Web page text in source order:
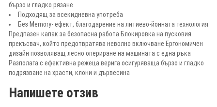
бързо и гладко рязане
Подходящ за всекидневна употреба
Без Memory- ефект, благодарение на литиево-йонната технология
Предпазен капак за безопасна работа Блокировка на пусковия
прекъсвач, който предотвратява неволно включване Ергономичен
дизайн позволяващ лесно опериране на машината с една ръка
Разполага с ефективна режеца верига осигуряваща бързо и гладко
подрязване на храсти, клони и дървесина
Напишете отзив